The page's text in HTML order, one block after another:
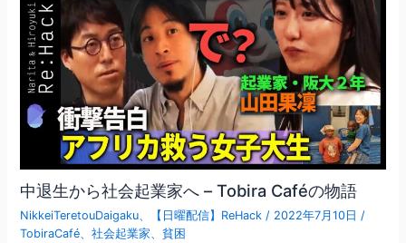
中退生から社会起業家へ – Tobira Caféの物語
NikkeiTeretouDaigaku、 【日曜配信】ReHack / 2022年7月10日 /
TobiraCafé、社会起業家、貧困